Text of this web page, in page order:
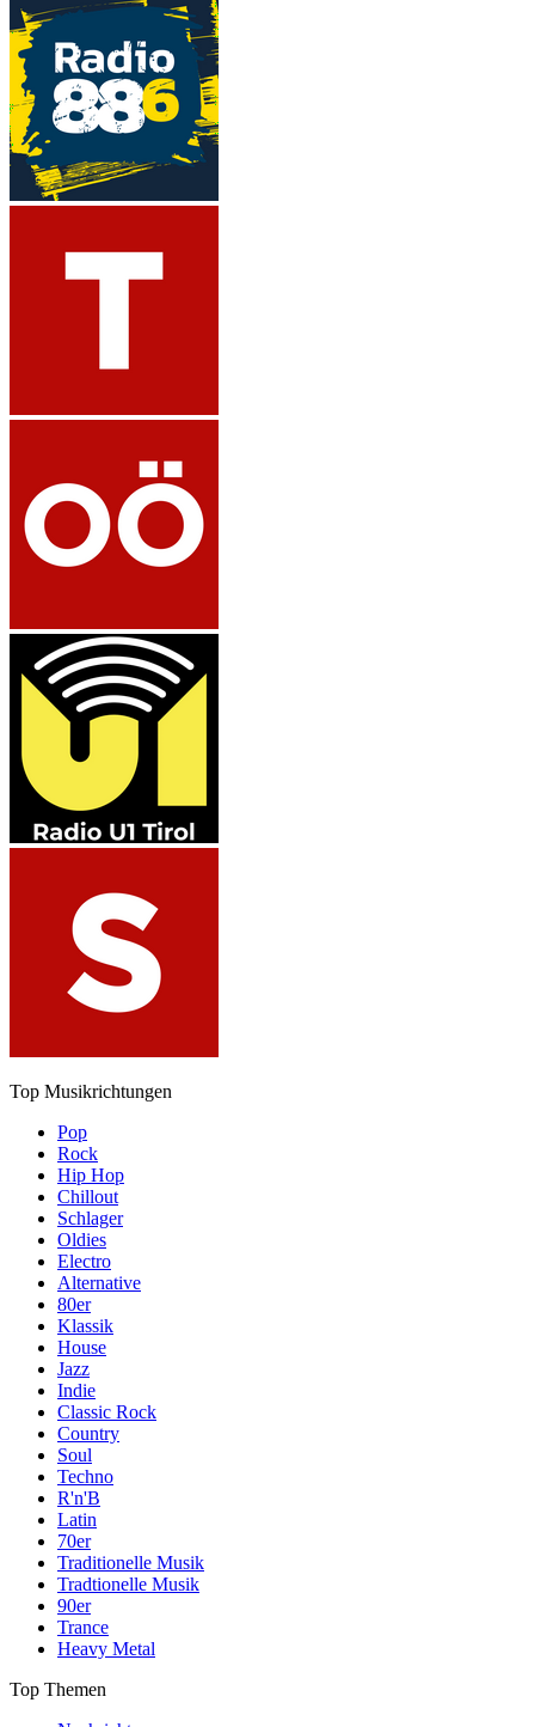
Top Musikrichtungen
Pop
Rock
Hip Hop
Chillout
Schlager
Oldies
Electro
Alternative
80er
Klassik
House
Jazz
Indie
Classic Rock
Country
Soul
Techno
R'n'B
Latin
70er
Traditionelle Musik
Tradtionelle Musik
90er
Trance
Heavy Metal
Top Themen